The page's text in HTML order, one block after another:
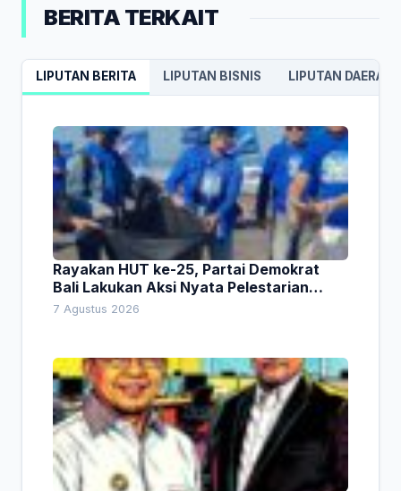
BERITA TERKAIT
LIPUTAN BERITA LIPUTAN BISNIS LIPUTAN DAERAH
Rayakan HUT ke-25, Partai Demokrat
Bali Lakukan Aksi Nyata Pelestarian
Lingkungan
7 Agustus 2026